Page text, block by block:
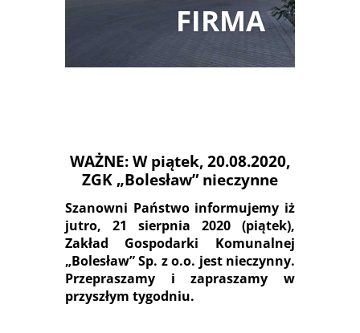
FIRMA
WAŻNE: W piątek, 20.08.2020,
ZGK „Bolesław” nieczynne
Szanowni Państwo informujemy iż
jutro, 21 sierpnia 2020 (piątek),
Zakład Gospodarki Komunalnej
„Bolesław” Sp. z o.o. jest nieczynny.
Przepraszamy i zapraszamy w
przyszłym tygodniu.